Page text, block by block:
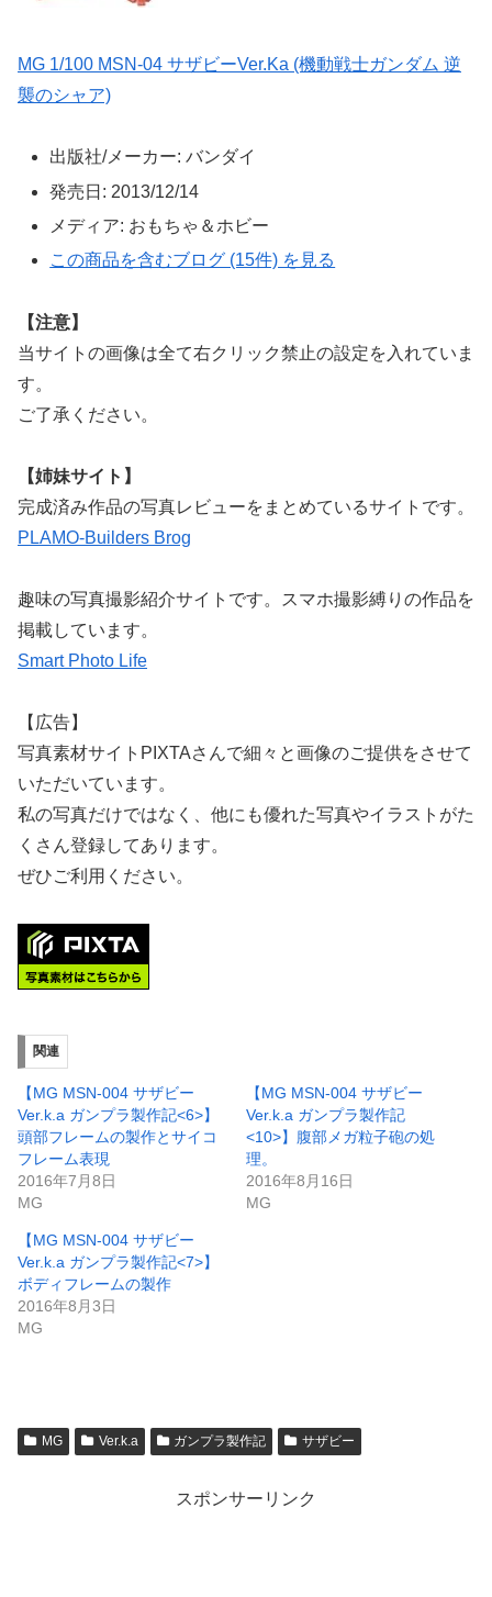
MG 1/100 MSN-04 サザビーVer.Ka (機動戦士ガンダム 逆
襲のシャア)
出版社/メーカー: バンダイ
発売日: 2013/12/14
メディア: おもちゃ＆ホビー
この商品を含むブログ (15件) を見る
【注意】
当サイトの画像は全て右クリック禁止の設定を入れていま
す。
ご了承ください。
【姉妹サイト】
完成済み作品の写真レビューをまとめているサイトです。
PLAMO-Builders Brog
趣味の写真撮影紹介サイトです。スマホ撮影縛りの作品を
掲載しています。
Smart Photo Life
【広告】
写真素材サイトPIXTAさんで細々と画像のご提供をさせて
いただいています。
私の写真だけではなく、他にも優れた写真やイラストがた
くさん登録してあります。
ぜひご利用ください。
関連
【MG MSN-004 サザビー
Ver.k.a ガンプラ製作記<6>】
頭部フレームの製作とサイコ
フレーム表現
2016年7月8日
MG
【MG MSN-004 サザビー
Ver.k.a ガンプラ製作記
<10>】腹部メガ粒子砲の処
理。
2016年8月16日
MG
【MG MSN-004 サザビー
Ver.k.a ガンプラ製作記<7>】
ボディフレームの製作
2016年8月3日
MG
MG Ver.k.a ガンプラ製作記 サザビー
スポンサーリンク